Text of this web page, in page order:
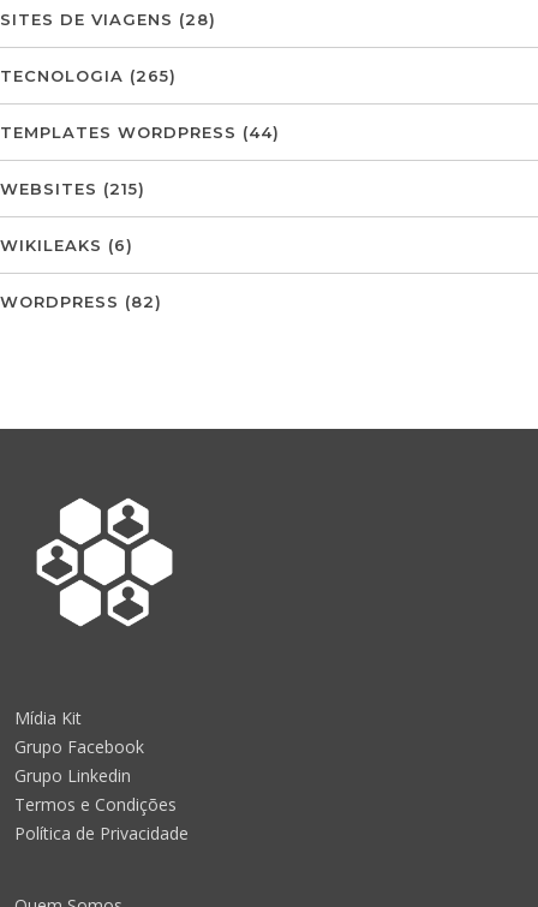
SITES DE VIAGENS (28)
TECNOLOGIA (265)
TEMPLATES WORDPRESS (44)
WEBSITES (215)
WIKILEAKS (6)
WORDPRESS (82)
Mídia Kit
Grupo Facebook
Grupo Linkedin
Termos e Condições
Política de Privacidade